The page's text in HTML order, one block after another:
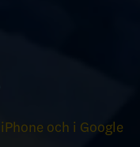
och i Google